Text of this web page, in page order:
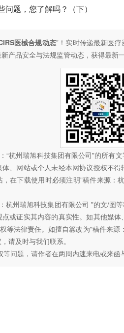
问题，您了解吗？（下）
医械合规动态”！ 实时传递最新医
产品安全与法规监管动态， 获得最新
“杭州瑞旭科技集团有限公司"的所有
、网站或个人未经本网协议授权不
在下载使用时必须注明"稿件来源：
州瑞旭科技集团有限公司 "的文/图
或证实其内容的真实性。如其他媒
等法律责任。如擅自篡改为"稿件来
请及时与我们联系。
问题，请作者在两周内速来电或来函